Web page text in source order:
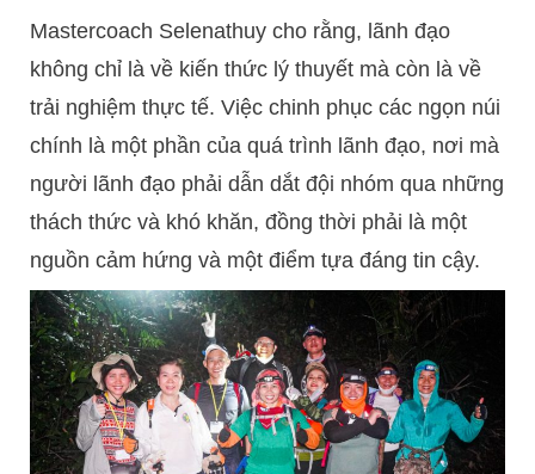
Mastercoach Selenathuy cho rằng, lãnh đạo
không chỉ là về kiến thức lý thuyết mà còn là về
trải nghiệm thực tế. Việc chinh phục các ngọn núi
chính là một phần của quá trình lãnh đạo, nơi mà
người lãnh đạo phải dẫn dắt đội nhóm qua những
thách thức và khó khăn, đồng thời phải là một
nguồn cảm hứng và một điểm tựa đáng tin cậy.